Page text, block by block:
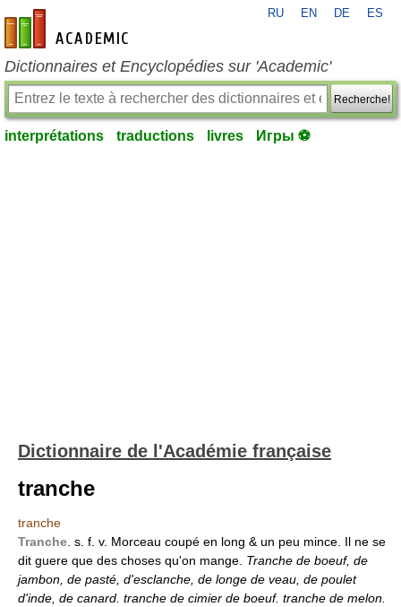
fr-academic.com
RU EN DE ES
Dictionnaires et Encyclopédies sur 'Academic'
Recherche!
interprétations traductions livres Игры ⚽
Dictionnaire de l'Académie française
tranche
tranche
Tranche . s. f. v. Morceau coupé en long & un peu mince. Il ne se
dit guere que des choses qu'on mange. Tranche de boeuf, de
jambon, de pasté, d'esclanche, de longe de veau, de poulet
d'inde, de canard. tranche de cimier de boeuf. tranche de melon.